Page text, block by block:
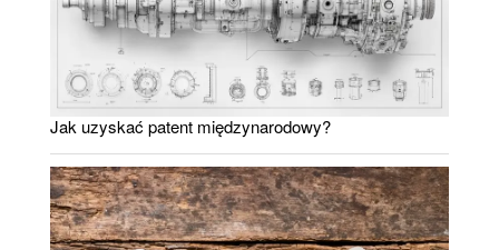
Jak uzyskać patent międzynarodowy?